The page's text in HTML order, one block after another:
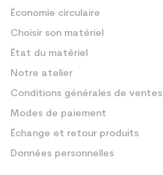
Économie circulaire
Choisir son matériel
État du matériel
Notre atelier
Conditions générales de ventes
Modes de paiement
Échange et retour produits
Données personnelles